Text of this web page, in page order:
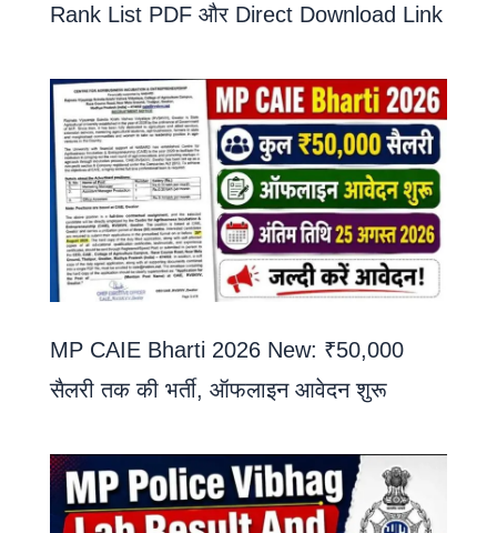
Rank List PDF और Direct Download Link
MP CAIE Bharti 2026 New: ₹50,000
सैलरी तक की भर्ती, ऑफलाइन आवेदन शुरू